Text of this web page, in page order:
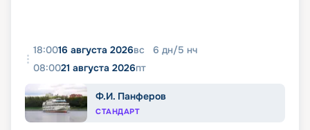
18:0016 августа 2026вс 6 дн/5 нч
08:0021 августа 2026пт
Ф.И. Панферов
СТАНДАРТ